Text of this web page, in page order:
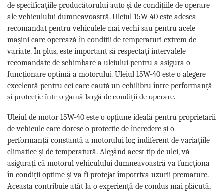
de specificațiile producătorului auto și de condițiile de operare
ale vehiculului dumneavoastră. Uleiul 15W-40 este adesea
recomandat pentru vehiculele mai vechi sau pentru acele
mașini care operează în condiții de temperaturi extrem de
variate. În plus, este important să respectați intervalele
recomandate de schimbare a uleiului pentru a asigura o
funcționare optimă a motorului. Uleiul 15W-40 este o alegere
excelentă pentru cei care caută un echilibru între performanță
și protecție într-o gamă largă de condiții de operare.
Uleiul de motor 15W-40 este o opțiune ideală pentru proprietarii
de vehicule care doresc o protecție de încredere și o
performanță constantă a motorului lor, indiferent de variațiile
climatice și de temperatură. Alegând acest tip de ulei, vă
asigurați că motorul vehiculului dumneavoastră va funcționa
în condiții optime și va fi protejat împotriva uzurii premature.
Aceasta contribuie atât la o experiență de condus mai plăcută,